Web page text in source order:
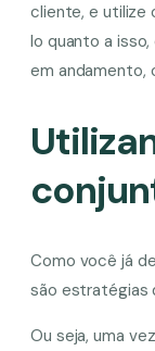
cliente, e utilize
lo quanto a
em andamento,
Como você já
são estratégias
Ou seja, uma